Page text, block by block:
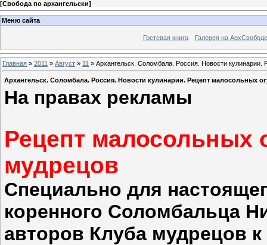
[Свобода по архангельски]
Меню сайта
Гостевая книга Галерея на АрхСвободе
Главная » 2011 » Август » 11 » Архангельск. Соломбала. Россия. Новости кулинарии.
Архангельск. Соломбала. Россия. Новости кулинарии. Рецепт малосольных
На правах рекламы
Рецепт малосольных
мудрецов
Специально для
коренного Соломбальца
авторов Клуба мудрецов